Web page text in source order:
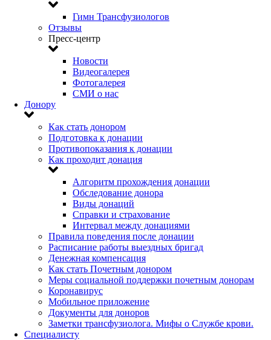
Гимн Трансфузиологов
Отзывы
Пресс-центр
Новости
Видеогалерея
Фотогалерея
СМИ о нас
Донору
Как стать донором
Подготовка к донации
Противопоказания к донации
Как проходит донация
Алгоритм прохождения донации
Обследование донора
Виды донаций
Справки и страхование
Интервал между донациями
Правила поведения после донации
Расписание работы выездных бригад
Денежная компенсация
Как стать Почетным донором
Меры социальной поддержки почетным донорам
Коронавирус
Мобильное приложение
Документы для доноров
Заметки трансфузиолога. Мифы о Службе крови.
Специалисту